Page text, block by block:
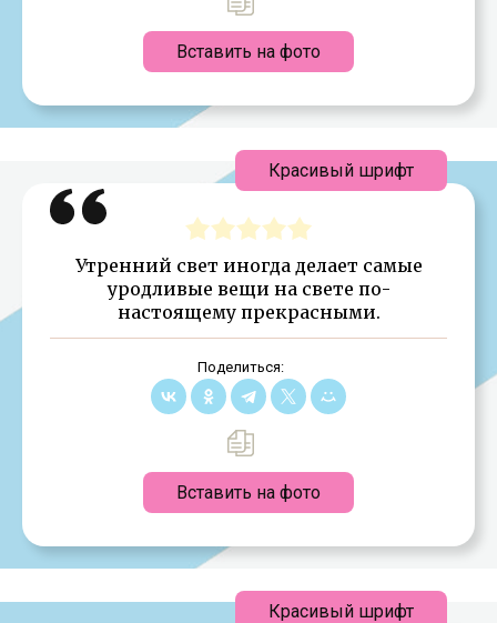
Вставить на фото
Утренний свет иногда делает самые
уродливые вещи на свете по-
настоящему прекрасными.
Поделиться:
Вставить на фото
Красивый шрифт
Красивый шрифт